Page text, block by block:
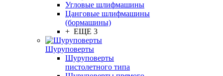
Угловые шлифмашины
Цанговые шлифмашины
(бормашины)
+ ЕЩЕ 3
Шуруповерты
Шуруповерты
пистолетного типа